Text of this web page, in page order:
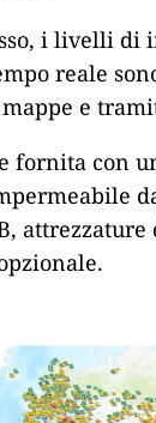
i livelli di
reale
e
fornita con